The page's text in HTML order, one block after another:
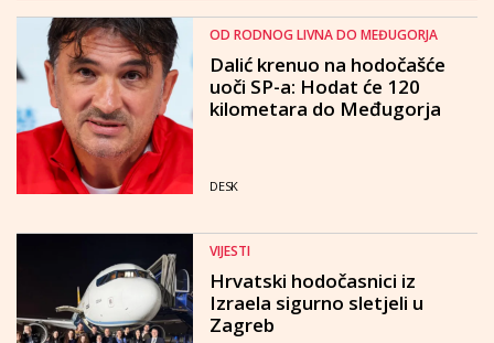
OD RODNOG LIVNA DO MEĐUGORJA
Dalić krenuo na hodočašće
uoči SP-a: Hodat će 120
kilometara do Međugorja
DESK
VIJESTI
Hrvatski hodočasnici iz
Izraela sigurno sletjeli u
Zagreb